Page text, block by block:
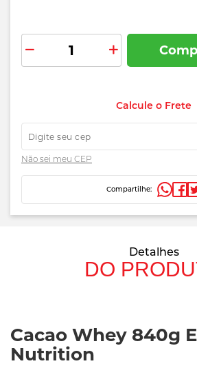
favoritos
Calcule o Frete
Não sei meu CEP
Compartilhe:
Detalhes
DO
Cacao Whey 840g
Nutrition